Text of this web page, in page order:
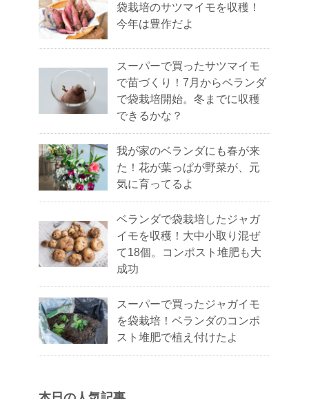
袋栽培のサツマイモを収穫！
今年は豊作だよ
スーパーで買ったサツマイモ
で苗づくり！7月からベランダ
で袋栽培開始。冬までに収穫
できるかな？
我が家のベランダにも春が来
た！花が葉っぱが野菜が、元
気に育ってるよ
ベランダで袋栽培したジャガ
イモを収穫！大中小取り混ぜ
て18個。コンポスト堆肥も大
成功
スーパーで買ったジャガイモ
を袋栽培！ベランダのコンポ
スト堆肥で植え付けたよ